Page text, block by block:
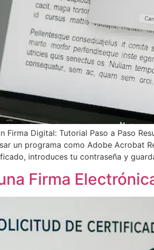
Firma Digital: Tutorial Paso a Paso
un programa como Adobe Acrobat
introduces tu contraseña y
Firma